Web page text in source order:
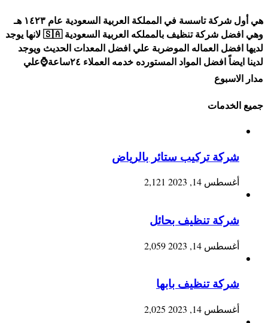
هي أول شركة تاسسة في المملكة العربية السعودية عام ١٤٢٣ هـ
وهي افضل شركة تنظيف بالمملكه العربية السعودية 🇸🇦 لانها يوجد
لديها افضل العماله الموضربة علي افضل المعدات الحديث ويوجد
لدينا ايضاً افضل المواد المستورده خدمه العملاء ٢٤ساعة⌚علي
مدار الاسبوع
جميع الخدمات
شركة تركيب ستائر بالرياض
أغسطس 14, 2023 2,121
شركة تنظيف بحائل
أغسطس 14, 2023 2,059
شركة تنظيف بابها
أغسطس 14, 2023 2,025